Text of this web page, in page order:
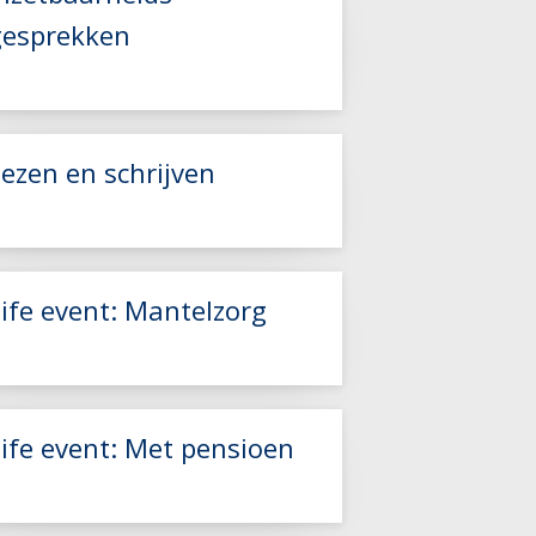
en schrijven
Lees meer
event: Mantelzorg
event: Met pensioen